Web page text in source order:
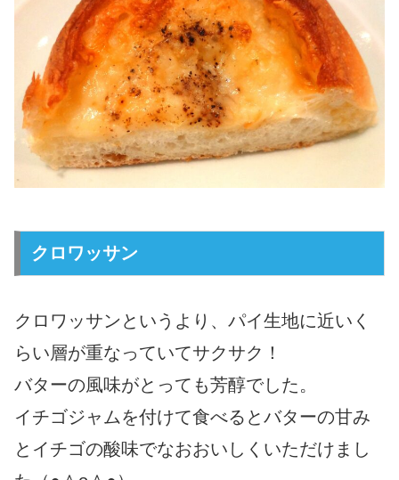
クロワッサン
クロワッサンというより、パイ生地に近いく
らい層が重なっていてサクサク！
バターの風味がとっても芳醇でした。
イチゴジャムを付けて食べるとバターの甘み
とイチゴの酸味でなおおいしくいただけまし